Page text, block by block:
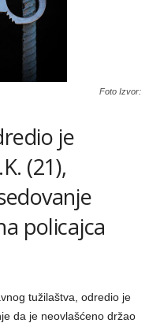
Foto Izvor:
je
(21),
policajca
tužilaštva, odredio je
da je neovlašćeno držao